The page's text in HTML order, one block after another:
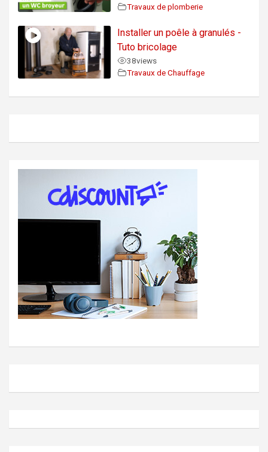
Travaux de plomberie
Installer un poêle à granulés -
Tuto bricolage
38views
Travaux de Chauffage